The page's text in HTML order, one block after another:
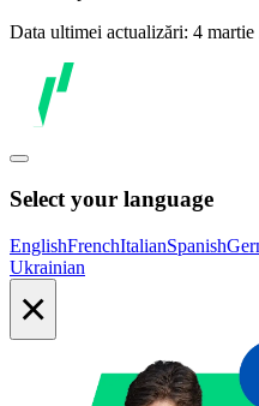
Data ultimei actualizări: 4 martie
Select your language
EnglishFrenchItalianSpanish
Ukrainian
×